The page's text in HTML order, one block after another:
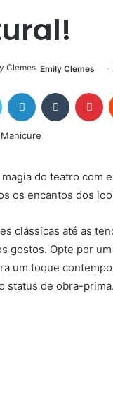
Emily Clemes
Twitter Linkedin Tumblr
do teatro com
os encantos dos
clássicas até as
gostos. Opte por
um toque
status de obra-prima.